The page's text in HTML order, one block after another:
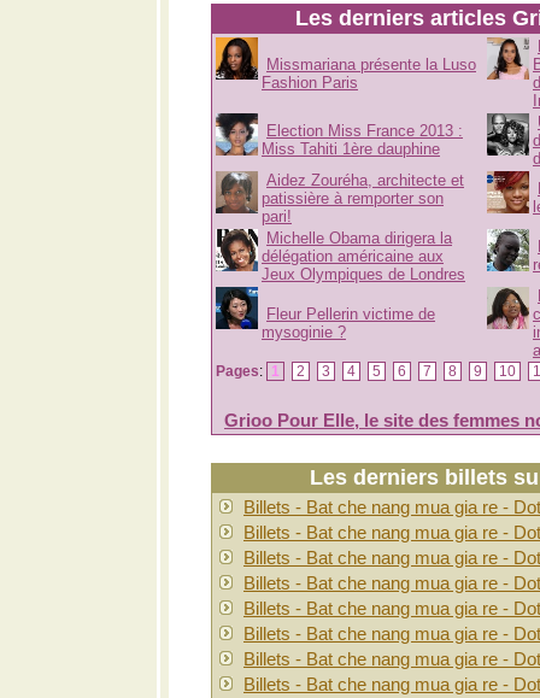
Les derniers articles
Missmariana présente la Luso
Fashion Paris
Election Miss France 2013 :
Miss Tahiti 1ère dauphine
Aidez Zouréha, architecte et
patissière à remporter son
pari!
Michelle Obama dirigera la
délégation américaine aux
Jeux Olympiques de Londres
Fleur Pellerin victime de
mysoginie ?
Pages: 1 2 3 4 5 6 7 8 9 10
Grioo Pour Elle, le site des femmes
Les derniers billets
Billets - Bat che nang mua gia re -
Billets - Bat che nang mua gia re -
Billets - Bat che nang mua gia re -
Billets - Bat che nang mua gia re -
Billets - Bat che nang mua gia re -
Billets - Bat che nang mua gia re -
Billets - Bat che nang mua gia re -
Billets - Bat che nang mua gia re -